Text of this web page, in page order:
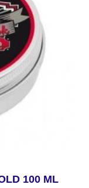
100 ML